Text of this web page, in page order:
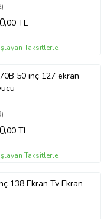
,00 TL
Taksitlerle
50 inç 127 ekran
,00 TL
Taksitlerle
138 Ekran Tv Ekran